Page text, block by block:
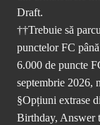
Draft.
††Trebuie să
punctelor FC
6.000 de puncte
septembrie 2026,
§Opțiuni extrase
Birthday, Answer